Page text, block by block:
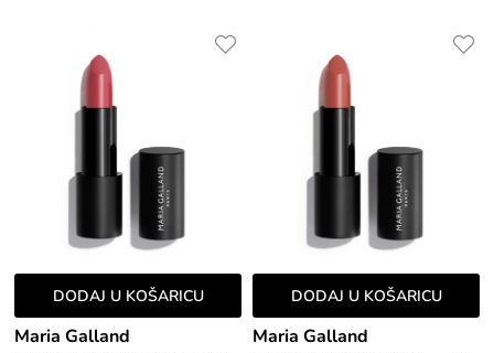
DODAJ U KOŠARICU
Maria Galland
DODAJ U KOŠARICU
Maria Galland